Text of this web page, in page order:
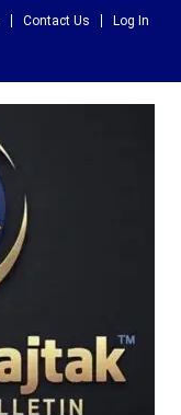
Contact Us Log In